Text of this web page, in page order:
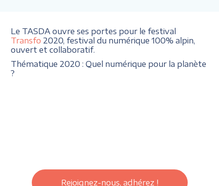
Le TASDA ouvre ses portes pour le festival
Transfo 2020, festival du numérique 100% alpin,
ouvert et collaboratif.
Thématique 2020 : Quel numérique pour la planète
?
Rejoignez-nous, adhérez !